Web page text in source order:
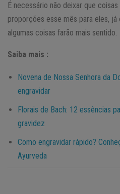
É necessário não deixar que
proporções esse mês para eles,
algumas coisas farão mais sentido.
Saiba mais :
Novena de Nossa Senhora da
engravidar
Florais de Bach: 12 essências
gravidez
Como engravidar rápido?
Ayurveda